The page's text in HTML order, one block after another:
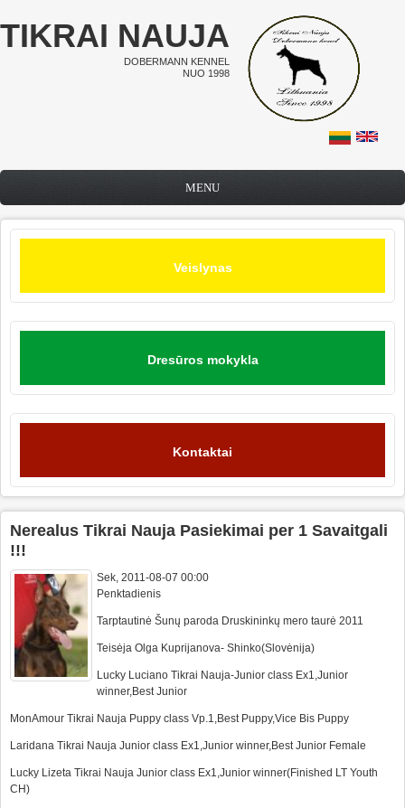
Pereiti į pagrindinį turinį
TIKRAI NAUJA
DOBERMANN KENNEL
NUO 1998
MENU
Veislynas
Dresūros mokykla
Kontaktai
Nerealus Tikrai Nauja Pasiekimai per 1 Savaitgali
!!!
Sek, 2011-08-07 00:00
Penktadienis
Tarptautinė Šunų paroda Druskininkų mero taurė 2011
Teisėja Olga Kuprijanova- Shinko(Slovėnija)
Lucky Luciano Tikrai Nauja-Junior class Ex1,Junior
winner,Best Junior
MonAmour Tikrai Nauja Puppy class Vp.1,Best Puppy,Vice Bis Puppy
Laridana Tikrai Nauja Junior class Ex1,Junior winner,Best Junior Female
Lucky Lizeta Tikrai Nauja Junior class Ex1,Junior winner(Finished LT Youth
CH)